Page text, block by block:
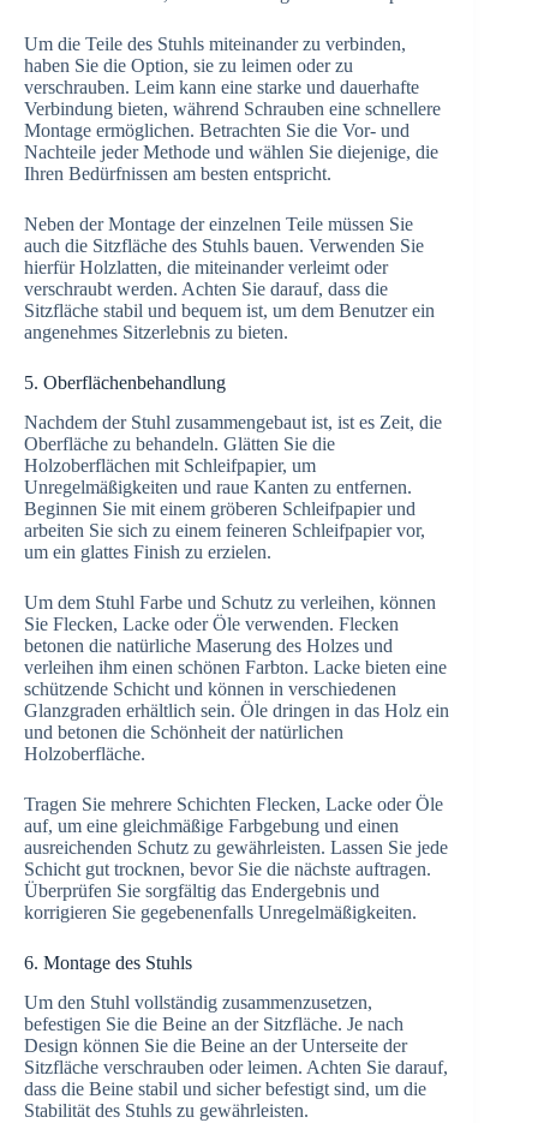
Um die Teile des Stuhls miteinander zu verbinden,
haben Sie die Option, sie zu leimen oder zu
verschrauben. Leim kann eine starke und dauerhafte
Verbindung bieten, während Schrauben eine schnellere
Montage ermöglichen. Betrachten Sie die Vor- und
Nachteile jeder Methode und wählen Sie diejenige, die
Ihren Bedürfnissen am besten entspricht.
Neben der Montage der einzelnen Teile müssen Sie
auch die Sitzfläche des Stuhls bauen. Verwenden Sie
hierfür Holzlatten, die miteinander verleimt oder
verschraubt werden. Achten Sie darauf, dass die
Sitzfläche stabil und bequem ist, um dem Benutzer ein
angenehmes Sitzerlebnis zu bieten.
5. Oberflächenbehandlung
Nachdem der Stuhl zusammengebaut ist, ist es Zeit, die
Oberfläche zu behandeln. Glätten Sie die
Holzoberflächen mit Schleifpapier, um
Unregelmäßigkeiten und raue Kanten zu entfernen.
Beginnen Sie mit einem gröberen Schleifpapier und
arbeiten Sie sich zu einem feineren Schleifpapier vor,
um ein glattes Finish zu erzielen.
Um dem Stuhl Farbe und Schutz zu verleihen, können
Sie Flecken, Lacke oder Öle verwenden. Flecken
betonen die natürliche Maserung des Holzes und
verleihen ihm einen schönen Farbton. Lacke bieten eine
schützende Schicht und können in verschiedenen
Glanzgraden erhältlich sein. Öle dringen in das Holz ein
und betonen die Schönheit der natürlichen
Holzoberfläche.
Tragen Sie mehrere Schichten Flecken, Lacke oder Öle
auf, um eine gleichmäßige Farbgebung und einen
ausreichenden Schutz zu gewährleisten. Lassen Sie jede
Schicht gut trocknen, bevor Sie die nächste auftragen.
Überprüfen Sie sorgfältig das Endergebnis und
korrigieren Sie gegebenenfalls Unregelmäßigkeiten.
6. Montage des Stuhls
Um den Stuhl vollständig zusammenzusetzen,
befestigen Sie die Beine an der Sitzfläche. Je nach
Design können Sie die Beine an der Unterseite der
Sitzfläche verschrauben oder leimen. Achten Sie darauf,
dass die Beine stabil und sicher befestigt sind, um die
Stabilität des Stuhls zu gewährleisten.